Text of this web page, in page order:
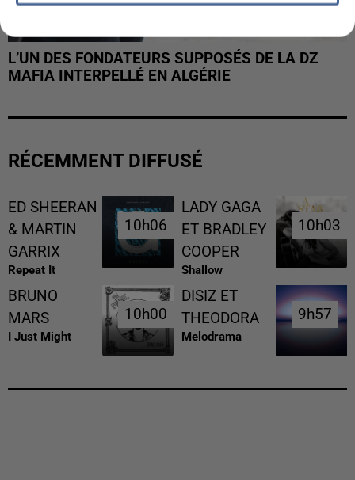
L’UN DES FONDATEURS SUPPOSÉS DE LA DZ
MAFIA INTERPELLÉ EN ALGÉRIE
RÉCEMMENT DIFFUSÉ
ED SHEERAN
& MARTIN
GARRIX
Repeat It
10h06
10h06
LADY GAGA
ET BRADLEY
COOPER
Shallow
10h03
10h03
BRUNO
MARS
I Just Might
10h00
10h00
DISIZ ET
THEODORA
Melodrama
9h57
9h57